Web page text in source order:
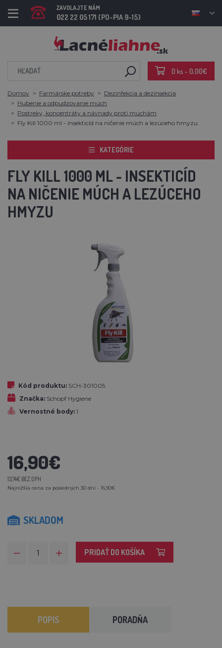
ZAVOLAJTE NÁM
022 22 05 171 (PO-PIA 9-15)
0 ks - 0,00€
Domov Farmárske potreby
Dezinfekcia a dezinsekcia
Hubenie a odpudzovanie múch
Postreky, koncentráty a návnady proti muchám
Fly Kill 1000 ml - insekticíd na ničenie múch a lezúceho hmyzu
KATEGÓRIE
FLY KILL 1000 ML - INSEKTICÍD
NA NIČENIE MÚCH A LEZÚCEHO
HMYZU
Kód produktu: SCH-301005
Značka: Schopf Hygiene
Vernostné body: 1
16,90€
13,74€ BEZ DPH
Najnižšia cena za posledných 30 dní - 16,90€
SKLADOM
PRIDAŤ DO KOŠÍKA
POPIS PORADŇA